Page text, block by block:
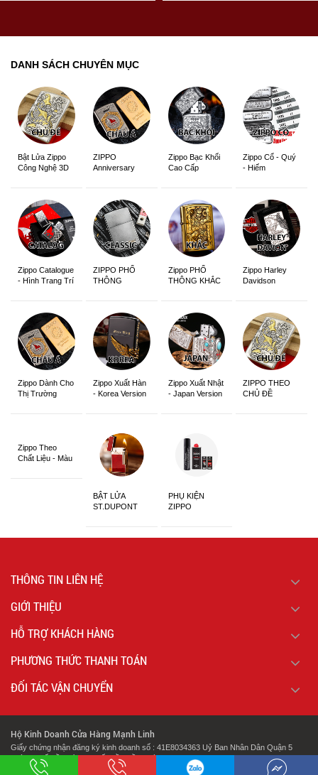
DANH SÁCH CHUYÊN MỤC
Bật Lửa Zippo
Công Nghệ 3D
ZIPPO
Anniversary
Zippo Bạc Khối
Cao Cấp
Zippo Cổ - Quý
- Hiếm
Zippo Catalogue
- Hình Trang Trí
ZIPPO PHỔ
THÔNG
Zippo PHỔ
THÔNG KHẮC
Zippo Harley
Davidson
Zippo Dành Cho
Thị Trường
Zippo Xuất Hàn
- Korea Version
Zippo Xuất Nhật
- Japan Version
ZIPPO THEO
CHỦ ĐỀ
Zippo Theo
Chất Liệu - Màu
BẬT LỬA
ST.DUPONT
PHỤ KIỆN
ZIPPO
THÔNG TIN LIÊN HỆ
GIỚI THIỆU
HỖ TRỢ KHÁCH HÀNG
PHƯƠNG THỨC THANH TOÁN
ĐỐI TÁC VẬN CHUYỂN
Hộ Kinh Doanh Cửa Hàng Mạnh Linh
Giấy chứng nhận đăng ký kinh doanh số : 41E8034363 Uỷ Ban Nhân Dân Quận 5
Thành Phố Hồ Chí Minh Cấp Lần Đầu Ngày : 07/02/2018.